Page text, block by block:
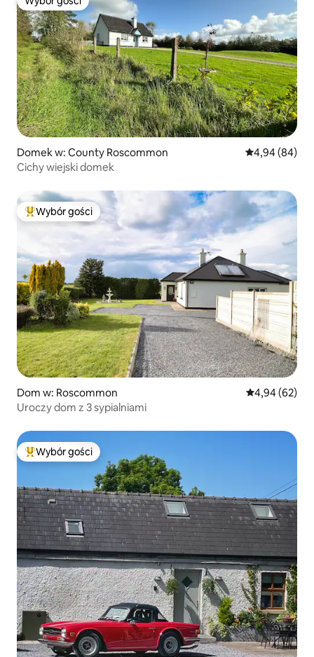
Wybór gości
Domek w: County Roscommon Średnia
4,94 (84)
Cichy wiejski domek
Najpopularniejsze z kategorii Wybór gości
Wybór gości
Dom w: Roscommon Średnia
4,94 (62)
Uroczy dom z 3 sypialniami
Najpopularniejsze z kategorii Wybór gości
Wybór gości